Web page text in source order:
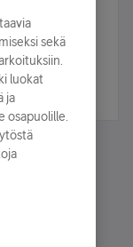
sekä
luokat
ja
osapuolille.